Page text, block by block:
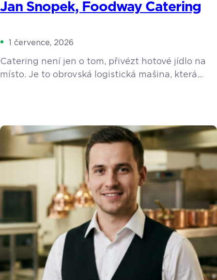
Jan Snopek, Foodway Catering
1 července, 2026
Catering není jen o tom, přivézt hotové jídlo na
místo. Je to obrovská logistická mašina, která
a pevné nervy. Své o tom ví Jan Snopek,
šéfkuchař Foodway Catering, se kterým jsme
rozebrali zákulisí tohoto adrenalinového byznysu.
„Častokrát je […]